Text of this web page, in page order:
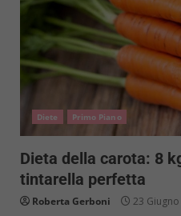
Diete Primo Piano
Dieta della carota: 8
tintarella perfetta
Roberta Gerboni 23